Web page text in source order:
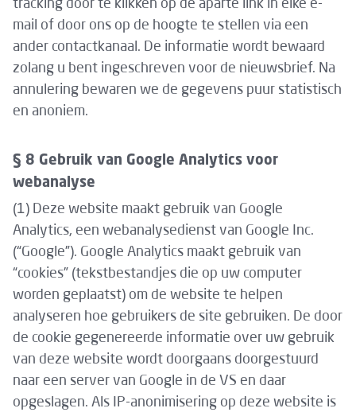
tracking door te klikken op de aparte link in elke e-
mail of door ons op de hoogte te stellen via een
ander contactkanaal. De informatie wordt bewaard
zolang u bent ingeschreven voor de nieuwsbrief. Na
annulering bewaren we de gegevens puur statistisch
en anoniem.
§ 8 Gebruik van Google Analytics voor
webanalyse
(1) Deze website maakt gebruik van Google
Analytics, een webanalysedienst van Google Inc.
(“Google”). Google Analytics maakt gebruik van
“cookies” (tekstbestandjes die op uw computer
worden geplaatst) om de website te helpen
analyseren hoe gebruikers de site gebruiken. De door
de cookie gegenereerde informatie over uw gebruik
van deze website wordt doorgaans doorgestuurd
naar een server van Google in de VS en daar
opgeslagen. Als IP-anonimisering op deze website is